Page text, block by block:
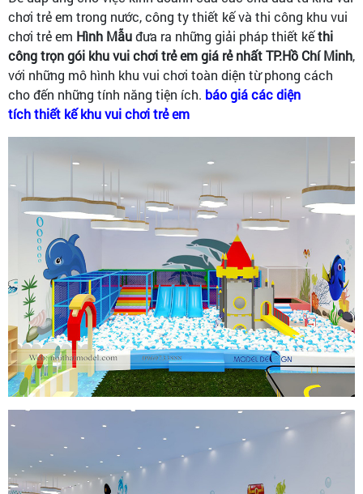
chơi trẻ em trong nước, công ty thiết kế và thi công khu vui
chơi trẻ em Hình Mẫuđưa ra những giải pháp thiết kếthi
công trọn gói khu vui chơi trẻ em giá rẻ nhất TP.Hồ Chí Minh,
với những mô hình khu vui chơi toàn diện từ phong cách
cho đến những tính năng tiện ích. báo giá các diện
tích thiết kế khu vui chơi trẻ em